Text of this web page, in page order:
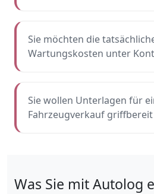
Sie möchten die
Wartungskosten unter
Sie wollen Unterlagen für
Fahrzeugverkauf
Was Sie mit Autolog